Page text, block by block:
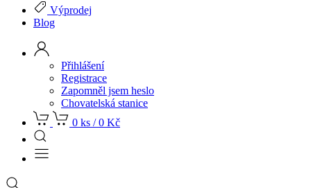
Výprodej
Blog
Přihlášení
Registrace
Zapomněl jsem heslo
Chovatelská stanice
0 ks / 0 Kč